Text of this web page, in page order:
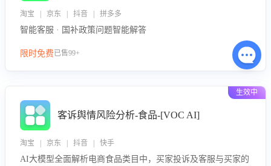
淘宝 | 京东 | 抖音 | 拼多多
智能客服 · 国补政策问题智能解答
限时免费已售99+
生效中
客诉舆情风险分析-食品-[VOC AI]
淘宝 | 京东 | 抖音 | 快手
AI大模型全面解析电商食品类目中，买家投诉及客服与买家的